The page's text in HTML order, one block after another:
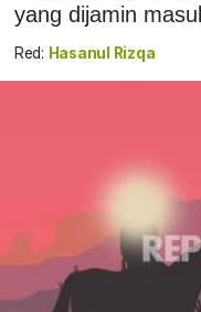
yang dijamin
Red: Hasanul Rizqa